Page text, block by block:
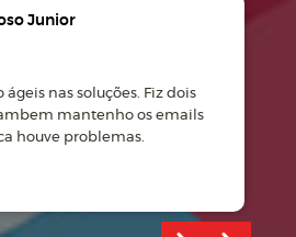
Junior
nas soluções. Fiz dois
mantenho os emails
houve problemas.